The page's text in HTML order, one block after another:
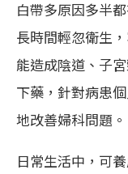
白帶多原因多半
長時間輕忽衛生
能造成陰道、子
下藥，針對病患
地改善婦科問題。
日常生活中，可